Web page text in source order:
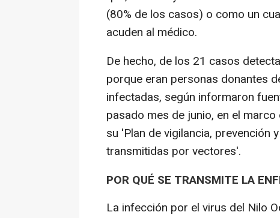
(80% de los casos) o como un
acuden al médico.
De hecho, de los 21 casos
porque eran personas donantes
infectadas, según informaron
pasado mes de junio, en el
su 'Plan de vigilancia, prevención
transmitidas por vectores'.
POR QUÉ SE TRANSMITE LA
La infección por el virus del Nilo